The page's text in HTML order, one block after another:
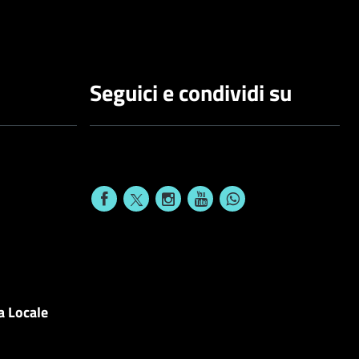
Locale
Seguici e condividi su